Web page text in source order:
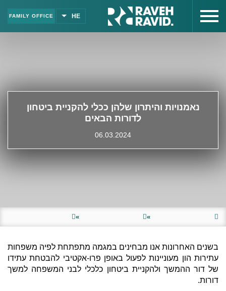
Click
HE
FAMILY OFFICE
נאמנויות והיתרון שלהן ככלי להקניית ביטחון
לדורות הבאים
06.03.2024
»
»
בשנים האחרונות אנו מבחינים במגמה מתפתחת לפיה משפחות
עתירות הון מעוניינות לפעול באופן פרו-אקטיבי להבטחת עתידו
של דור ההמשך ולהקניית ביטחון כלכלי לבני המשפחה למשך
דורות.